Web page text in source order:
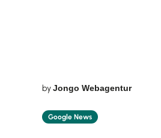
byJongo Webagentur
Google News